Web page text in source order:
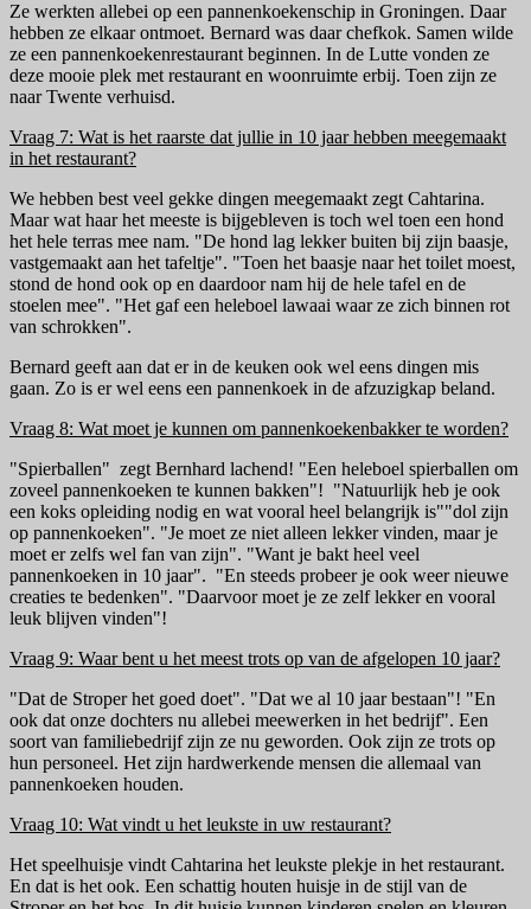
Ze werkten allebei op een pannenkoekenschip in Groningen. Daar
hebben ze elkaar ontmoet. Bernard was daar chefkok. Samen wilde
ze een pannenkoekenrestaurant beginnen. In de Lutte vonden ze
deze mooie plek met restaurant en woonruimte erbij. Toen zijn ze
naar Twente verhuisd.
Vraag 7: Wat is het raarste dat jullie in 10 jaar hebben meegemaakt
in het restaurant?
We hebben best veel gekke dingen meegemaakt zegt Cahtarina.
Maar wat haar het meeste is bijgebleven is toch wel toen een hond
het hele terras mee nam. "De hond lag lekker buiten bij zijn baasje,
vastgemaakt aan het tafeltje". "Toen het baasje naar het toilet moest,
stond de hond ook op en daardoor nam hij de hele tafel en de
stoelen mee". "Het gaf een heleboel lawaai waar ze zich binnen rot
van schrokken".
Bernard geeft aan dat er in de keuken ook wel eens dingen mis
gaan. Zo is er wel eens een pannenkoek in de afzuzigkap beland.
Vraag 8: Wat moet je kunnen om pannenkoekenbakker te worden?
"Spierballen" zegt Bernhard lachend! "Een heleboel spierballen om
zoveel pannenkoeken te kunnen bakken"! "Natuurlijk heb je ook
een koks opleiding nodig en wat vooral heel belangrijk is""dol zijn
op pannenkoeken". "Je moet ze niet alleen lekker vinden, maar je
moet er zelfs wel fan van zijn". "Want je bakt heel veel
pannenkoeken in 10 jaar". "En steeds probeer je ook weer nieuwe
creaties te bedenken". "Daarvoor moet je ze zelf lekker en vooral
leuk blijven vinden"!
Vraag 9: Waar bent u het meest trots op van de afgelopen 10 jaar?
"Dat de Stroper het goed doet". "Dat we al 10 jaar bestaan"! "En
ook dat onze dochters nu allebei meewerken in het bedrijf". Een
soort van familiebedrijf zijn ze nu geworden. Ook zijn ze trots op
hun personeel. Het zijn hardwerkende mensen die allemaal van
pannenkoeken houden.
Vraag 10: Wat vindt u het leukste in uw restaurant?
Het speelhuisje vindt Cahtarina het leukste plekje in het restaurant.
En dat is het ook. Een schattig houten huisje in de stijl van de